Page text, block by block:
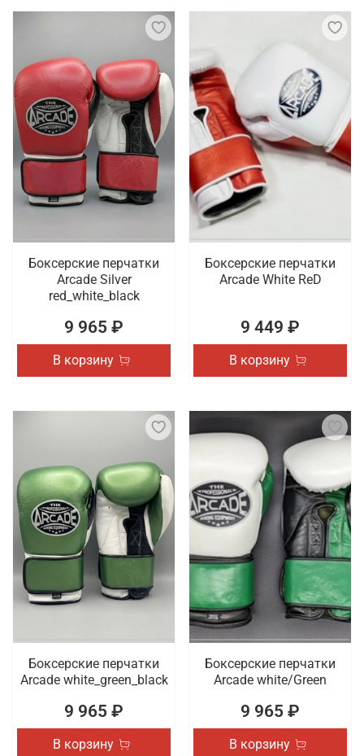
Боксерские перчатки
Arcade Silver
red_white_black
9 965 ₽
В корзину
Боксерские перчатки
Arcade White ReD
9 449 ₽
В корзину
Боксерские перчатки
Arcade white_green_black
9 965 ₽
В корзину
Боксерские перчатки
Arcade white/Green
9 965 ₽
В корзину